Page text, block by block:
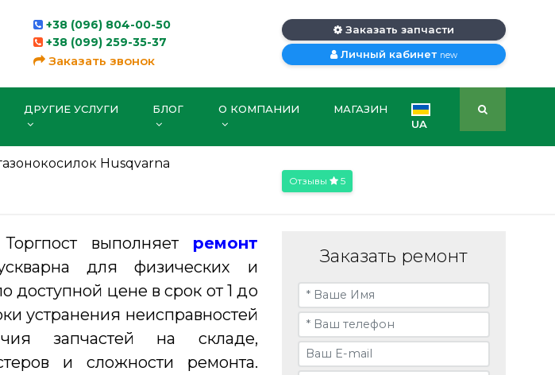
+38 (096) 804-00-50
+38 (099) 259-35-37
Заказать звонок
Заказать запчасти
Личный кабинет new
ДРУГИЕ УСЛУГИ БЛОГ О КОМПАНИИ
МАГАЗИН
UA
Husqvarna
Отзывы 5
выполняет ремонт
для физических и
доступной цене в срок от 1 до
устранения неисправностей
запчастей на складе,
и сложности ремонта.
Заказать ремонт